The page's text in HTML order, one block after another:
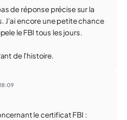
de réponse précise sur la
J'ai encore une petite chance
le FBI tous les jours.
de l'histoire.
18:09
le certificat FBI :